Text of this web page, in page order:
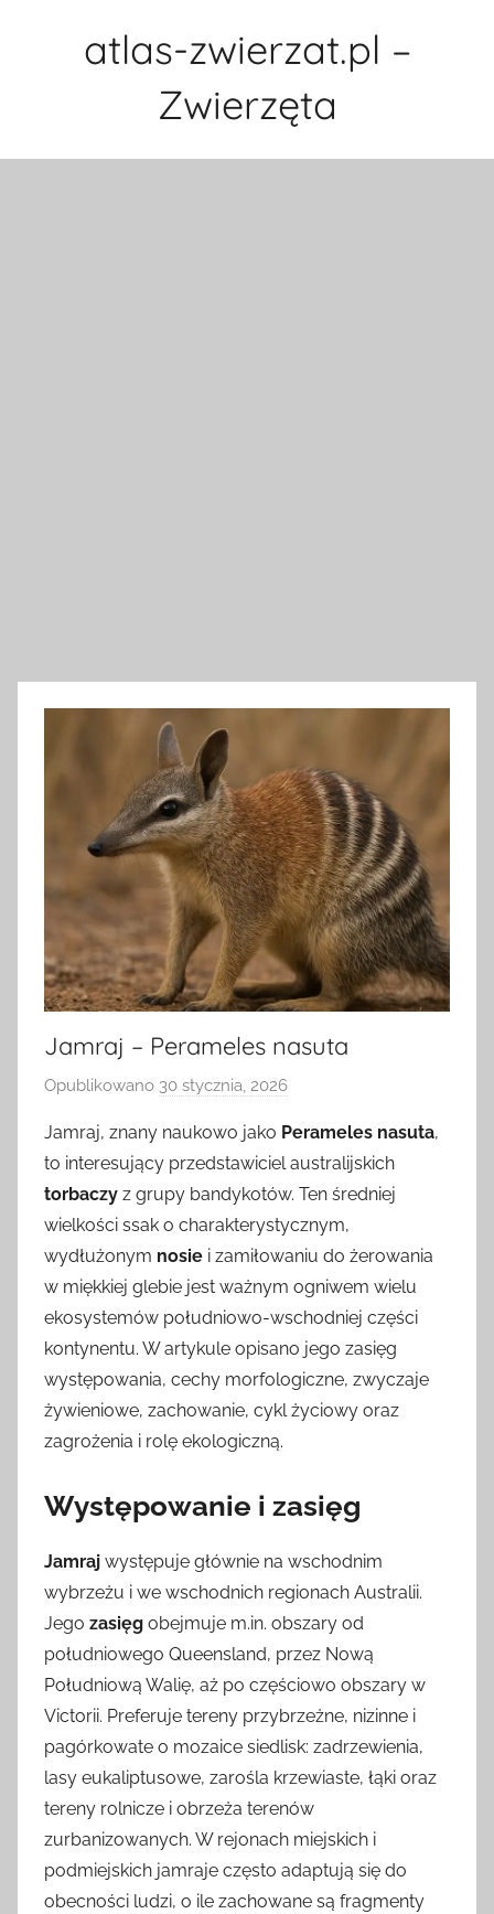
atlas-zwierzat.pl –
Zwierzęta
Jamraj – Perameles nasuta
Opublikowano 30 stycznia, 2026
z
e
z
Jamraj, znany naukowo jako Perameles nasuta,
to interesujący przedstawiciel australijskich
torbaczy z grupy bandykotów. Ten średniej
wielkości ssak o charakterystycznym,
wydłużonym nosie i zamiłowaniu do żerowania
w miękkiej glebie jest ważnym ogniwem wielu
ekosystemów południowo-wschodniej części
kontynentu. W artykule opisano jego zasięg
występowania, cechy morfologiczne, zwyczaje
żywieniowe, zachowanie, cykl życiowy oraz
zagrożenia i rolę ekologiczną.
Występowanie i zasięg
Jamraj występuje głównie na wschodnim
wybrzeżu i we wschodnich regionach Australii.
Jego zasięg obejmuje m.in. obszary od
południowego Queensland, przez Nową
Południową Walię, aż po częściowo obszary w
Victorii. Preferuje tereny przybrzeżne, nizinne i
pagórkowate o mozaice siedlisk: zadrzewienia,
lasy eukaliptusowe, zarośla krzewiaste, łąki oraz
tereny rolnicze i obrzeża terenów
zurbanizowanych. W rejonach miejskich i
podmiejskich jamraje często adaptują się do
obecności ludzi, o ile zachowane są fragmenty